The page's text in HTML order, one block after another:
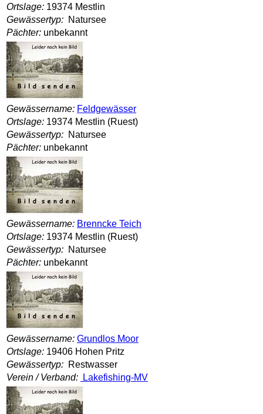
Ortslage: 19374 Mestlin
Gewässertyp: Natursee
Pächter: unbekannt
Gewässername: Feldgewässer
Ortslage: 19374 Mestlin (Ruest)
Gewässertyp: Natursee
Pächter: unbekannt
Gewässername: Brenncke Teich
Ortslage: 19374 Mestlin (Ruest)
Gewässertyp: Natursee
Pächter: unbekannt
Gewässername: Grundlos Moor
Ortslage: 19406 Hohen Pritz
Gewässertyp: Restwasser
Verein / Verband:
Lakefishing-MV